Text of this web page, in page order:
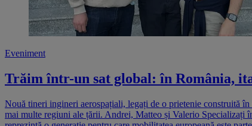
Eveniment
Trăim într-un sat global: în România,
Nouă tineri ingineri aerospațiali, legați de o prietenie construită
mai multe regiuni ale țării. Andrei, Matteo și Valerio Specializați